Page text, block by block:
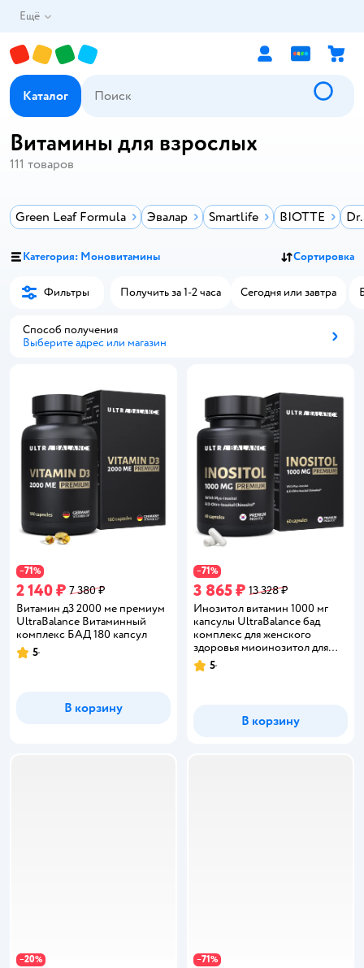
Ещё
Каталог
Витамины для взрослых
111 товаров
Green Leaf Formula Эвалар Smartlife BIOTTE
Категория: Моновитамины Сортировка
Фильтры Получить за 1-2 часа Сегодня или завтра
Способ получения
Выберите адрес или магазин
−71%
2 140 ₽ 7 380 ₽
Витамин д3 2000 ме премиум
UltraBalance Витаминный
комплекс БАД 180 капсул
Рейтинг:
5
В корзину
−71%
3 865 ₽ 13 328 ₽
Инозитол витамин 1000 мг
капсулы UltraBalance бад
комплекс для женского
здоровья миоинозитол для
женщин и мужчин 60 капсул
Рейтинг:
5
В корзину
−20% −71%